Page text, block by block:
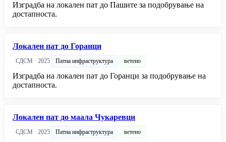
Изградба на локален пат до Пашите за подобрување на
достапноста.
Локален пат до Горанци
СДСМ · 2025 Патна инфраструктура ветено
Изградба на локален пат до Горанци за подобрување на
достапноста.
Локален пат до маала Чукаревци
СДСМ · 2025 Патна инфраструктура ветено